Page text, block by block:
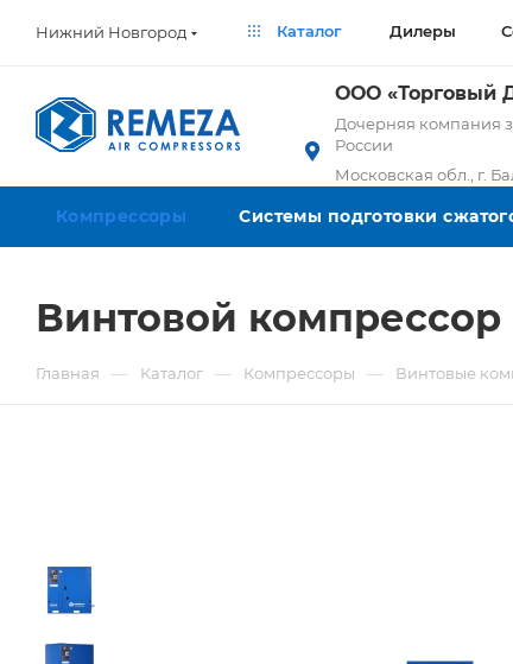
Нижний Новгород Каталог Дилеры
ООО «Торговый
Дочерняя компания
России
Московская обл., г.
Компрессоры Системы подготовки
Винтовой
Главная — Каталог — Компрессоры — Винтовые